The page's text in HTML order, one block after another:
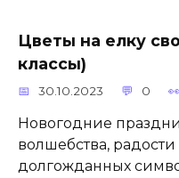
Цветы на елку
классы)
30.10.2023 0
Новогодние
волшебства,
долгожданных